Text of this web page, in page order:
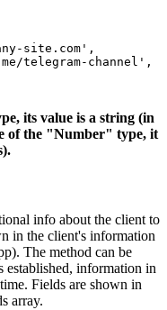
site.com',
telegram-channel',
its value is a string (in
of the "Number" type, it
info about the client to
in the client's information
The method can be
established, information in
Fields are shown in
array.